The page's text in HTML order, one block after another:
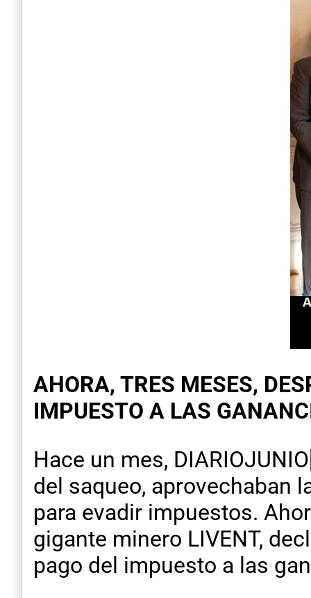
AHORA, TRES MESES,
IMPUESTO A LAS
Hace un mes,
del saqueo, aprovechaban
para evadir impuestos.
gigante minero LIVENT,
pago del impuesto a las